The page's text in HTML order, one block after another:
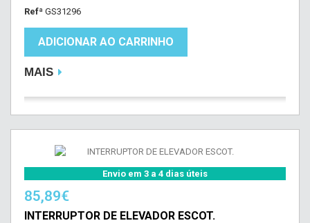
Refª GS31296
ADICIONAR AO CARRINHO
MAIS
Envio em 3 a 4 dias úteis
85,89€
INTERRUPTOR DE ELEVADOR ESCOT.